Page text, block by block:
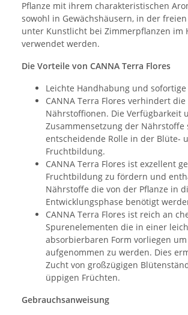
Pflanze mit ihrem charakteristischen
sowohl in Gewächshäusern, in der
unter Kunstlicht bei Zimmerpflanzen im
verwendet werden.
Die Vorteile von CANNA Terra Flores
Leichte Handhabung und sofortige
CANNA Terra Flores verhindert
Nährstoffionen. Die Verfügbarkeit
Zusammensetzung der Nährstoffe
entscheidende Rolle in der Blüte-
Fruchtbildung.
CANNA Terra Flores ist exzellent
Fruchtbildung zu fördern und
Nährstoffe die von der Pflanze in
Entwicklungsphase benötigt
CANNA Terra Flores ist reich an
Spurenelementen die in einer
absorbierbaren Form vorliegen
aufgenommen zu werden. Dies
Zucht von großzügigen
üppigen Früchten.
Gebrauchsanweisung